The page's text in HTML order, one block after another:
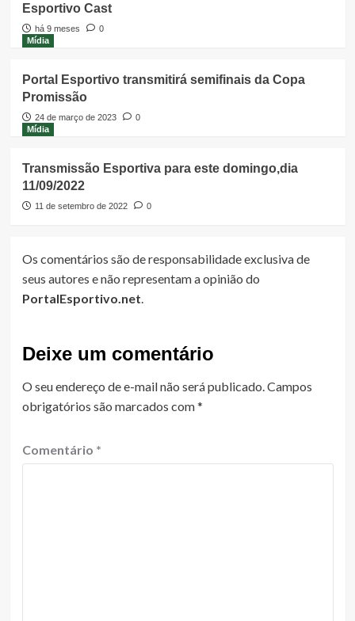
Esportivo Cast
há 9 meses
0
Mídia
Portal Esportivo transmitirá semifinais da Copa
Promissão
24 de março de 2023
0
Mídia
Transmissão Esportiva para este domingo,dia
11/09/2022
11 de setembro de 2022 0
Os comentários são de responsabilidade exclusiva de
seus autores e não representam a opinião do
PortalEsportivo.net.
Deixe um comentário
O seu endereço de e-mail não será publicado.Campos
obrigatórios são marcados com*
Comentário *